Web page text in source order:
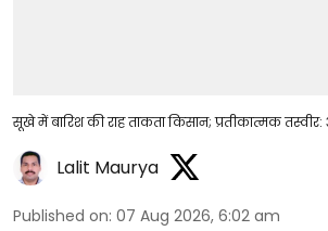
सूखे में बारिश की राह ताकता किसान; प्रतीकात्मक
Lalit Maurya
Published on: 07 Aug 2026, 6:02 am